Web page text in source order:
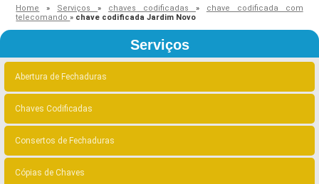
Home » Serviços» chaves codificadas » chave codificada com
telecomando» chave codificada Jardim Novo
Serviços
Abertura de Fechaduras
Chaves Codificadas
Consertos de Fechaduras
Cópias de Chaves